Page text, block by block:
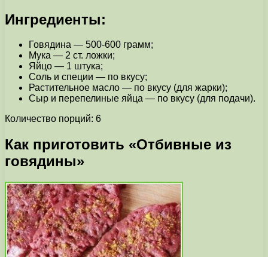
Ингредиенты:
Говядина — 500-600 грамм;
Мука — 2 ст. ложки;
Яйцо — 1 штука;
Соль и специи — по вкусу;
Растительное масло — по вкусу (для жарки);
Сыр и перепелиные яйца — по вкусу (для подачи).
Количество порций: 6
Как приготовить «Отбивные из
говядины»